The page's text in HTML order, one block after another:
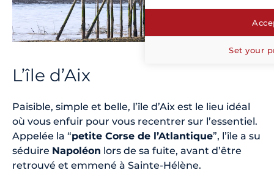
L’île d’Aix
Paisible, simple et belle, l’île d’Aix est le lieu idéal
où vous enfuir pour vous recentrer sur l’essentiel.
Appelée la “petite Corse de l’Atlantique”, l’île a su
séduire Napoléon lors de sa fuite, avant d’être
retrouvé et emmené à Sainte-Hélène.
Set your